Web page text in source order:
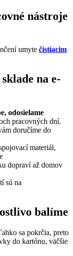
nástroje
umyte čistiacim
na e-
odosielame
pracovných dní.
doručíme do
materiál,
dopraví až domov
sú na
balíme
sa pokrčia, preto
do kartónu, väčšie